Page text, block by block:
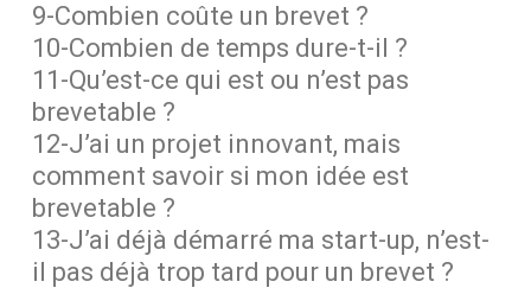
9-Combien coûte un brevet ?
10-Combien de temps dure-t-il ?
11-Qu’est-ce qui est ou n’est pas
brevetable ?
12-J’ai un projet innovant, mais
comment savoir si mon idée est
brevetable ?
13-J’ai déjà démarré ma start-up, n’est-
il pas déjà trop tard pour un brevet ?